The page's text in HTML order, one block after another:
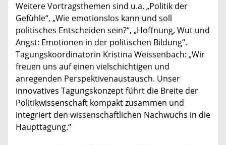
Weitere Vortragsthemen sind u.a. „Politik der
Gefühle“, „Wie emotionslos kann und soll
politisches Entscheiden sein?“, „Hoffnung, Wut und
Angst: Emotionen in der politischen Bildung“.
Tagungskoordinatorin Kristina Weissenbach: „Wir
freuen uns auf einen vielschichtigen und
anregenden Perspektivenaustausch. Unser
innovatives Tagungskonzept führt die Breite der
Politikwissenschaft kompakt zusammen und
integriert den wissenschaftlichen Nachwuchs in die
Haupttagung.“